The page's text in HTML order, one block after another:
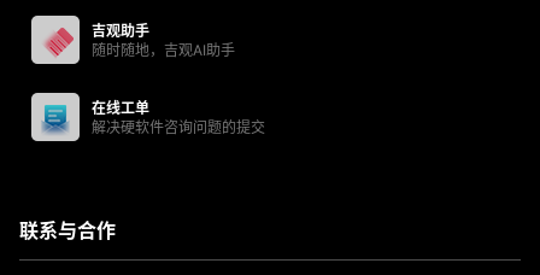
吉观助手
随时随地，吉观AI助手
在线工单
解决硬软件咨询问题的提交
联系与合作